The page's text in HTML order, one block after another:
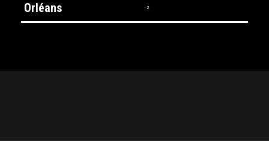
Orléans 2